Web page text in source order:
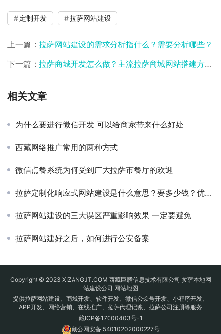
定制开发 拉萨网站建设
上一篇： 拉萨网站建设的需求分析指什么？需要分析哪些？
下一篇： 拉萨商城开发怎么做？主流拉萨商城网站搭建方式对比
相关文章
为什么要进行微信开发 可以给商家带来什么好处
西藏网络推广常用的两种方式
微信点餐系统为何受到广大拉萨市餐厅的欢迎
拉萨定制化响应式网站建设是什么意思？要多少钱？优点是什么？
拉萨网站建设的三大误区严重影响效果 一定要避免
拉萨网站建好之后，如何进行公安备案
Copyright © 2023 XIZANGJT.COM 西藏巨腾信息技术有限公司 拉萨本地网
站建设公司 网站地图
提供拉萨网站建设、商城开发、软件开发、微信公众号开发、小程序开发、
APP开发、网络营销、在线推广、拉萨代理记账、拉萨公司注册等服务
藏ICP备17000403号-1
藏公网安备 54010202000227号